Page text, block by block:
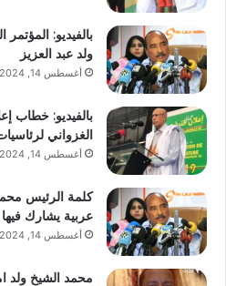
بالفيديو:
ولد عبد العزيز
أغسطس 14, 2024
بالفيديو: خطاب
الغزواني لرئاسيات 2019
أغسطس 14, 2024
كلمة الرئيس
عربية يشارك
أغسطس 14, 2024
محمد الشيخ ولد